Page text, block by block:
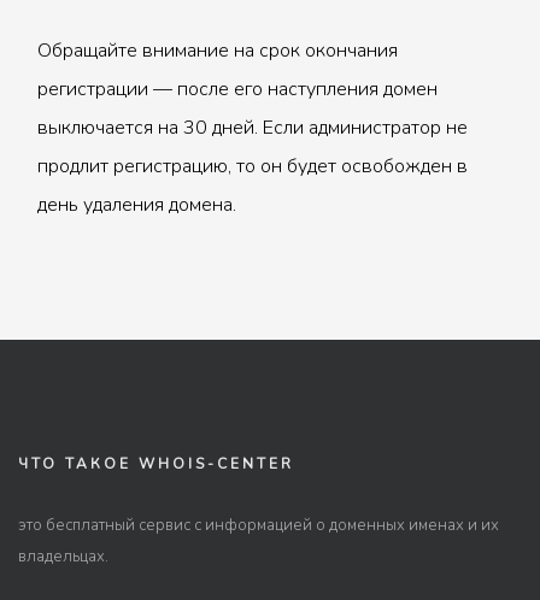
Обращайте внимание на срок окончания
регистрации — после его наступления домен
выключается на 30 дней. Если администратор не
продлит регистрацию, то он будет освобожден в
день удаления домена.
ЧТО ТАКОЕ WHOIS-CENTER
это бесплатный сервис с информацией о доменных именах и их
владельцах.